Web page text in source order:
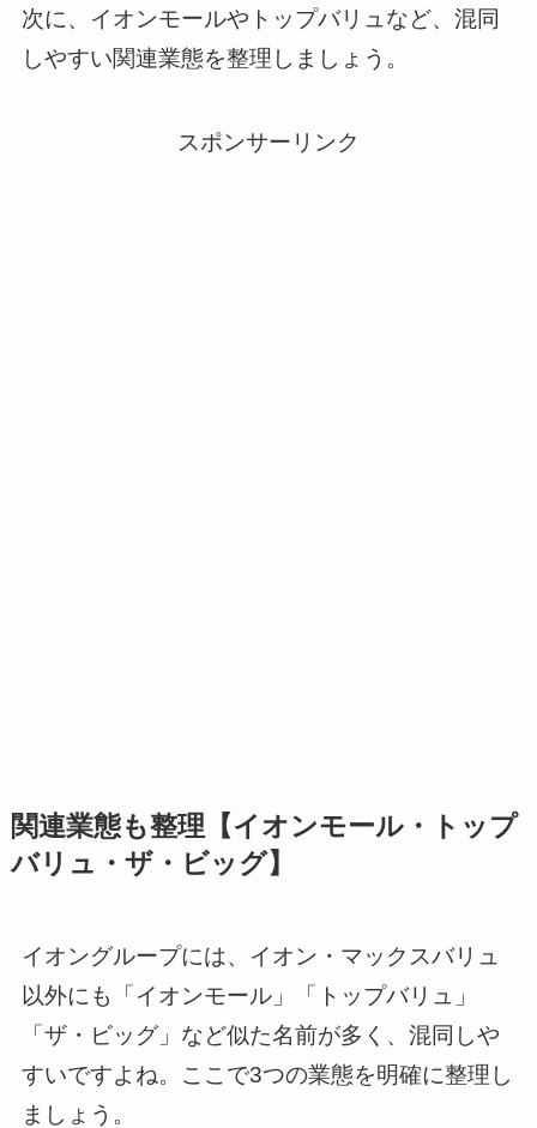
次に、イオンモールやトップバリュなど、混同
しやすい関連業態を整理しましょう。
スポンサーリンク
関連業態も整理【イオンモール・トップ
バリュ・ザ・ビッグ】
イオングループには、イオン・マックスバリュ
以外にも「イオンモール」「トップバリュ」
「ザ・ビッグ」など似た名前が多く、混同しや
すいですよね。ここで3つの業態を明確に整理し
ましょう。